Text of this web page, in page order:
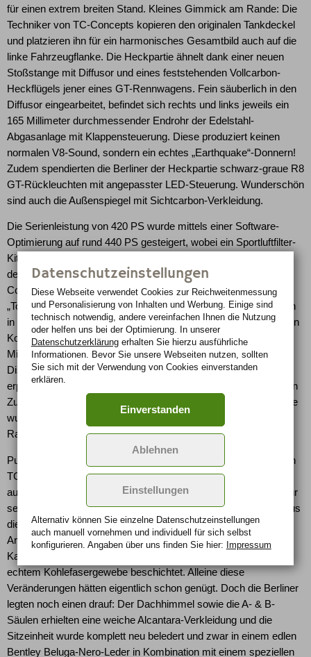
für einen extrem breiten Stand. Kleines Gimmick am Rande: Die
Techniker von TC-Concepts kopieren den originalen Tankdeckel
und platzieren ihn für ein harmonisches Gesamtbild auch auf die
linke Fahrzeugflanke. Die Heckpartie ähnelt dank einer neuen
Stoßstange mit Diffusor und eines feststehenden Vollcarbon-
Heckflügels jener eines GT-Rennwagens. Fein säuberlich in den
Diffusor eingearbeitet, befindet sich rechts und links jeweils ein
165 Millimeter durchmessender Endrohr der Edelstahl-
Abgasanlage mit Klappensteuerung. Diese produziert keinen
normalen V8-Sound, sondern ein echtes „Earthquake“-Donnern!
Zudem spendierten die Berliner der Heckpartie schwarz-graue R8
GT-Rückleuchten mit angepasster LED-Steuerung. Wunderschön
sind auch die Außenspiegel mit Sichtcarbon-Verkleidung.
Die Serienleistung von 420 PS wurde mittels einer Software-
Optimierung auf rund 440 PS gesteigert, wobei ein Sportluftfilter-
Kit von den Spezialisten von BMC für eine bessere Beatmung
des V8-Motors sorgt. In den verbreiterten Radkästen des TC-
Concepts-Audis drehen sich hauseigene Felgen des Typs
„Toxique Parlé“, vorne in 8,5x20 Zoll mit 235/30 ZR20 und hinten
in 10,5x21 Zoll mit 295/25 ZR21. Damit die Räder perfekt mit den
Kotflügelkanten abschließen gab es an der Vorderachse 30-
Millimeter- und an der Hinterachse 70-Millimeter-H&R-
Distanzscheiben. Die Tieferlegung übernimmt ein Rennsport-
erprobtes H&R-Gewindefahrwerk, welches auch im eingebauten
Zustand in seiner Härte verstellbar ist. Die Original-Bremsanlage
wurde ebenfalls leicht überarbeitet und die Bremssättel in
Racegelb pulverbeschichtet.
Pure Exklusivität herrscht im Innenraum, denn die Designer von
TC-Concepts krempelten das Cockpit des R8 einmal komplett
auf links. Natürlich ist der beliebte Werkstoff Kohlefaser nicht nur
sehr leicht, sondern sieht zudem auch unverschämt gut aus. Aus
diesem Grund wurden dann auch alle Leisten, das
Armaturenbrett, die Mittelkonsole, die Sitzkonsolen, der
Kardantunnel, die Türgriffe sowie die Tachoblende komplett mit
echtem Kohlefasergewebe beschichtet. Alleine diese
Veränderungen hätten eigentlich schon genügt. Doch die Berliner
legten noch einen drauf: Der Dachhimmel sowie die A- & B-
Säulen erhielten eine weiche Alcantara-Verkleidung und die
Sitzeinheit wurde komplett neu beledert und zwar in einem edlen
Bentley Beluga-Nero-Leder in Kombination mit einem speziellen
Datenschutzeinstellungen
Diese Webseite verwendet Cookies zur Reichweiten­messung
und Personalisierung von Inhalten und Werbung. Einige sind
technisch notwendig, andere vereinfachen Ihnen die Nutzung
oder helfen uns bei der Optimierung. In unserer
Datenschutzerklärungerhalten Sie hierzu ausführliche
Informationen. Bevor Sie unsere Webseiten nutzen, sollten
Sie sich mit der Verwendung von Cookies einverstanden
erklären.
Einverstanden
Ablehnen
Einstellungen
Alternativ können Sie einzelne Datenschutz­ein­stellungen
auch manuell vor­nehmen und indivi­duell für sich selbst
konfigurieren. Angaben über uns finden Sie hier: Impressum